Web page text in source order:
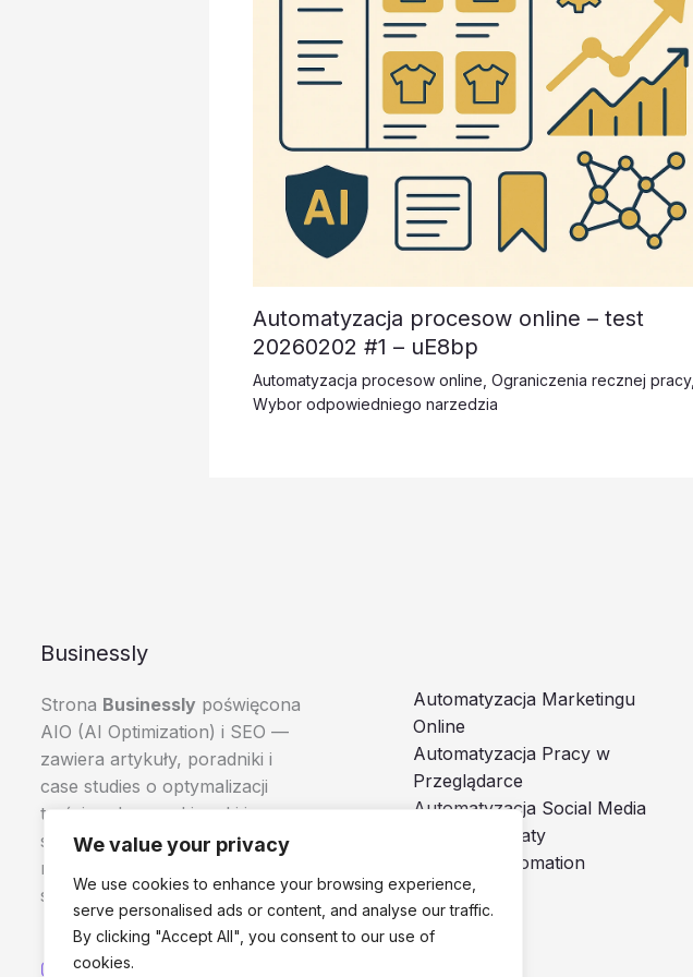
We value your privacy
We use cookies to enhance your browsing experience,
serve personalised ads or content, and analyse our traffic.
By clicking "Accept All", you consent to our use of
cookies.
Automatyzacja procesow online – test
20260202 #1 – uE8bp
Automatyzacja procesow online Ograniczenia recznej pracy,
Wybor odpowiedniego narzedzia
Businessly
Strona Businessly poświęcona
AIO (AI Optimization) i SEO —
zawiera artykuły, poradniki i
case studies o optymalizacji
treści pod wyszukiwarki i
systemy AI, skierowane do
marketerów, e-commerce i
specjalistów SEO.
Automatyzacja Marketingu
Online
Automatyzacja Pracy w
Przeglądarce
Automatyzacja Social Media
Boty i Automaty
Browser Automation